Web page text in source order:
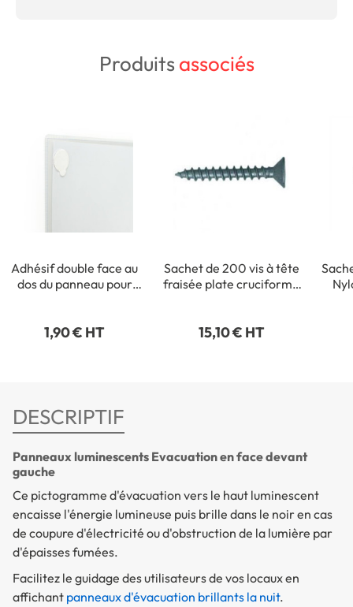
Produitsassociés
Adhésif double face au
dos du panneau pour
1,90 € HT
Sachet de 200 vis à tête
fraisée plate cruciforme
15,10 € HT
DESCRIPTIF
Panneaux luminescents Evacuation en face devant
gauche
Ce pictogramme d'évacuation vers le haut luminescent
encaisse l'énergie lumineuse puis brille dans le noir en cas
de coupure d'électricité ou d'obstruction de la lumière par
d'épaisses fumées.
Facilitez le guidage des utilisateurs de vos locaux en
affichant panneaux d'évacuation brillants la nuit.